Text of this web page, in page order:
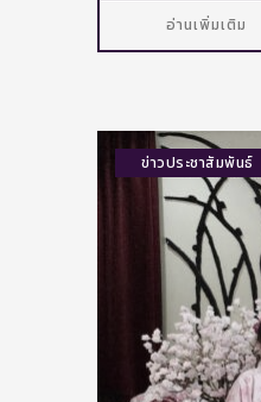
อ่านเพิ่มเติม
ข่าวประชาสัมพันธ์